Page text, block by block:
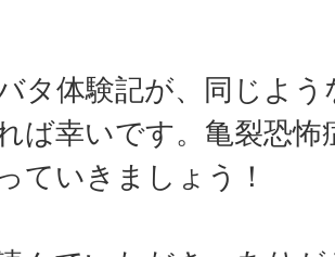
タ体験記が、同じよ
ば幸いです。亀裂恐
ていきましょう！